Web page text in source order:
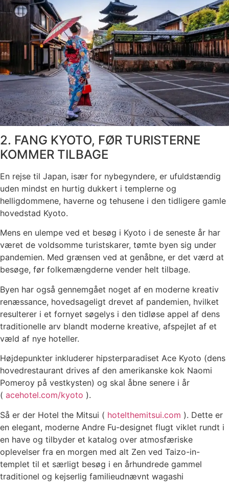
2. FANG KYOTO, FØR TURISTERNE
KOMMER TILBAGE
En rejse til Japan, især for nybegyndere, er ufuldstændig
uden mindst en hurtig dukkert i templerne og
helligdommene, haverne og tehusene i den tidligere gamle
hovedstad Kyoto.
Mens en ulempe ved et besøg i Kyoto i de seneste år har
været de voldsomme turistskarer, tømte byen sig under
pandemien. Med grænsen ved at genåbne, er det værd at
besøge, før folkemængderne vender helt tilbage.
Byen har også gennemgået noget af en moderne kreativ
renæssance, hovedsageligt drevet af pandemien, hvilket
resulterer i et fornyet søgelys i den tidløse appel af dens
traditionelle arv blandt moderne kreative, afspejlet af et
væld af nye hoteller.
Højdepunkter inkluderer hipsterparadiset Ace Kyoto (dens
hovedrestaurant drives af den amerikanske kok Naomi
Pomeroy på vestkysten) og skal åbne senere i år
( acehotel.com/kyoto ).
Så er der Hotel the Mitsui ( hotelthemitsui.com ). Dette er
en elegant, moderne Andre Fu-designet flugt viklet rundt i
en have og tilbyder et katalog over atmosfæriske
oplevelser fra en morgen med alt Zen ved Taizo-in-
templet til et særligt besøg i en århundrede gammel
traditionel og kejserlig familieudnævnt wagashi